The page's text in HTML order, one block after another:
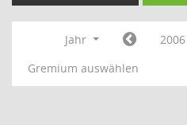
Jahr
2006
Gremium auswählen